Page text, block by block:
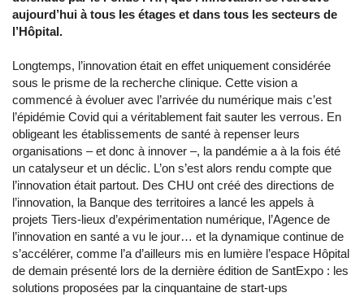
aujourd’hui à tous les étages et dans tous les secteurs de
l’Hôpital.
Longtemps, l’innovation était en effet uniquement considérée
sous le prisme de la recherche clinique. Cette vision a
commencé à évoluer avec l’arrivée du numérique mais c’est
l’épidémie Covid qui a véritablement fait sauter les verrous. En
obligeant les établissements de santé à repenser leurs
organisations – et donc à innover –, la pandémie a à la fois été
un catalyseur et un déclic. L’on s’est alors rendu compte que
l’innovation était partout. Des CHU ont créé des directions de
l’innovation, la Banque des territoires a lancé les appels à
projets Tiers-lieux d’expérimentation numérique, l’Agence de
l’innovation en santé a vu le jour… et la dynamique continue de
s’accélérer, comme l’a d’ailleurs mis en lumière l’espace Hôpital
de demain présenté lors de la dernière édition de SantExpo : les
solutions proposées par la cinquantaine de start-ups